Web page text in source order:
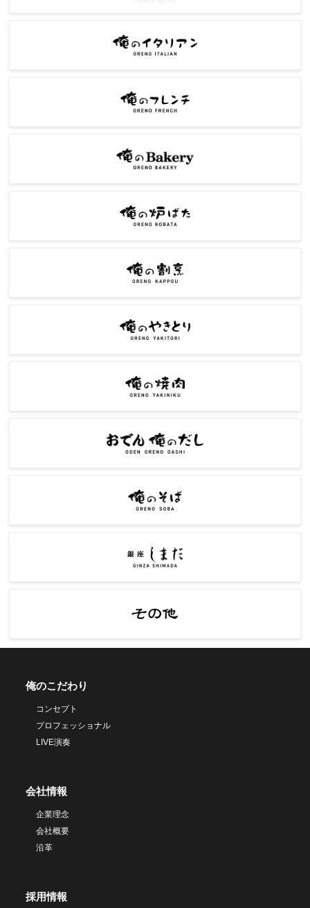
俺のこだわり
コンセプト
プロフェッショナル
LIVE演奏
会社情報
企業理念
会社概要
沿革
採用情報